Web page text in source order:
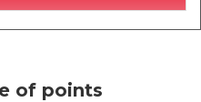
of points